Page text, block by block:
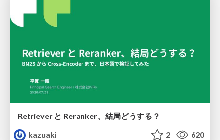
Retriever と Reranker、結局どうする？
kazuaki
2 620